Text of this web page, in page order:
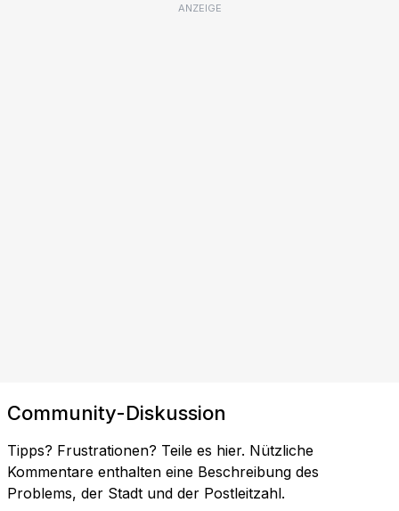
ANZEIGE
Community-Diskussion
Tipps? Frustrationen? Teile es hier. Nützliche
Kommentare enthalten eine Beschreibung des
Problems, der Stadt und der Postleitzahl.